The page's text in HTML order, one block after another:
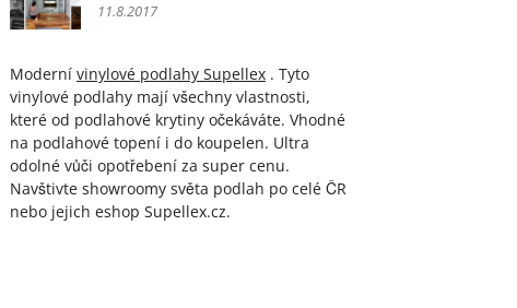
11.8.2017
Moderní vinylové podlahy Supellex . Tyto
vinylové podlahy mají všechny vlastnosti,
které od podlahové krytiny očekáváte. Vhodné
na podlahové topení i do koupelen. Ultra
odolné vůči opotřebení za super cenu.
Navštivte showroomy světa podlah po celé ČR
nebo jejich eshop Supellex.cz.